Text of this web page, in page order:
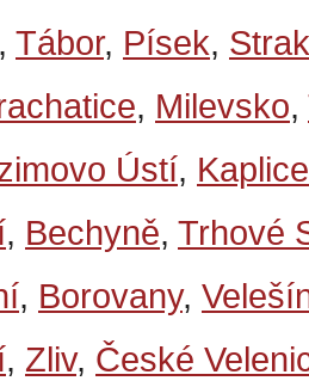
, Tábor, Písek,
, Milevsko,
Ústí, Kaplice
, Bechyně, Trhové
, Borovany,
, Zliv, České